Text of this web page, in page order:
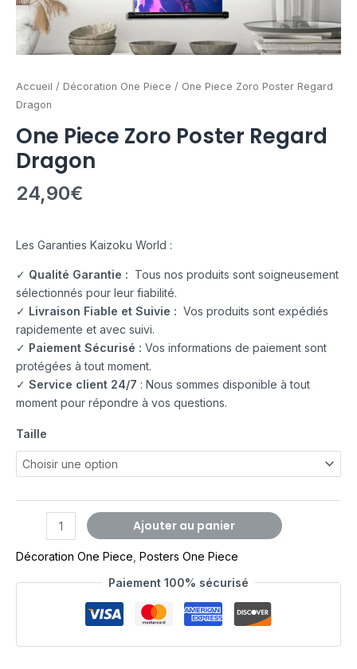
Accueil / Décoration One Piece / One Piece Zoro Poster Regard
Dragon
One Piece Zoro Poster Regard
Dragon
24,90€
Les Garanties Kaizoku World :
✓ Qualité Garantie : Tous nos produits sont soigneusement
sélectionnés pour leur fiabilité.
✓ Livraison Fiable et Suivie : Vos produits sont expédiés
rapidemente et avec suivi.
✓ Paiement Sécurisé : Vos informations de paiement sont
protégées à tout moment.
✓ Service client 24/7 : Nous sommes disponible à tout
moment pour répondre à vos questions.
Taille
Ajouter au panier
Décoration One Piece Posters One Piece
Paiement 100% sécurisé